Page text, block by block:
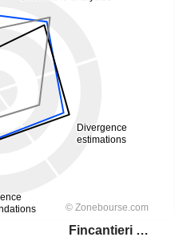
Fincantieri S.p.A.